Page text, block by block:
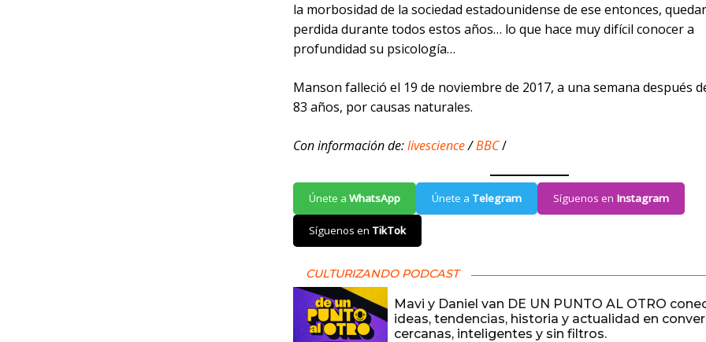
la morbosidad de la sociedad estadounidense de ese entonces,
perdida durante todos estos años… lo que hace muy difícil conocer a
profundidad su psicología…
Manson falleció el 19 de noviembre de 2017, a una semana después
83 años, por causas naturales.
Con información de:livescience/BBC/
Únete a WhatsApp Únete a Telegram Síguenos en Instagram
Síguenos en TikTok
CULTURIZANDO PODCAST
Mavi y Daniel van DE UN PUNTO AL OTRO
ideas, tendencias, historia y actualidad en
cercanas, inteligentes y sin filtros.